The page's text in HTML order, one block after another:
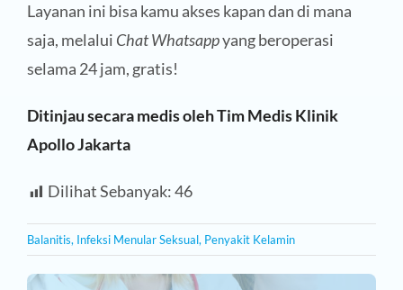
Layanan ini bisa kamu akses kapan dan di mana
saja, melalui Chat Whatsappyang beroperasi
selama 24 jam, gratis!
Ditinjau secara medis oleh Tim Medis Klinik
Apollo Jakarta
Dilihat Sebanyak:46
Balanitis, Infeksi Menular Seksual, Penyakit Kelamin